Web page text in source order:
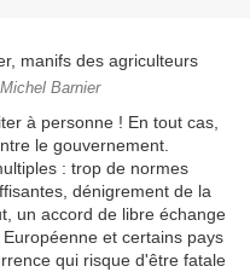
Barnier
à personne ! En tout cas,
le gouvernement.
: trop de normes
dénigrement de la
un accord de libre échange
et certains pays
qui risque d'être fatale